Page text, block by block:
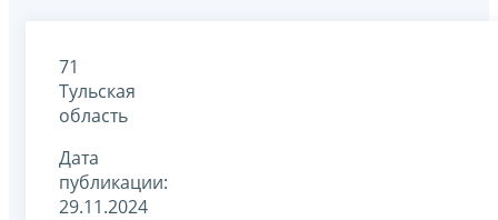
71
Тульская
область
Дата
публикации:
29.11.2024